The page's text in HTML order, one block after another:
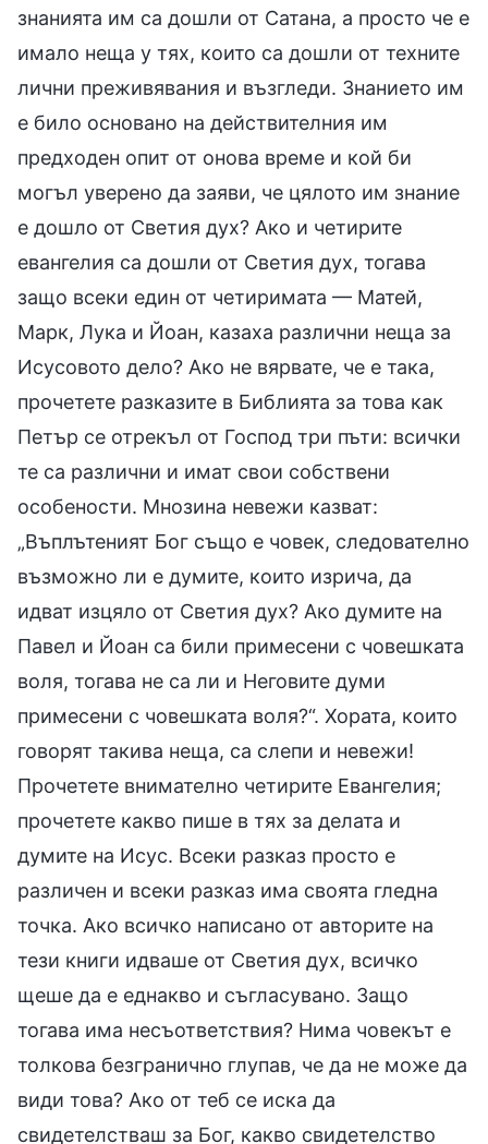
знанията им са дошли от Сатана, а просто че е
имало неща у тях, които са дошли от техните
лични преживявания и възгледи. Знанието им
е било основано на действителния им
предходен опит от онова време и кой би
могъл уверено да заяви, че цялото им знание
е дошло от Светия дух? Ако и четирите
евангелия са дошли от Светия дух, тогава
защо всеки един от четиримата — Матей,
Марк, Лука и Йоан, казаха различни неща за
Исусовото дело? Ако не вярвате, че е така,
прочетете разказите в Библията за това как
Петър се отрекъл от Господ три пъти: всички
те са различни и имат свои собствени
особености. Мнозина невежи казват:
„Въплътеният Бог също е човек, следователно
възможно ли е думите, които изрича, да
идват изцяло от Светия дух? Ако думите на
Павел и Йоан са били примесени с човешката
воля, тогава не са ли и Неговите думи
примесени с човешката воля?“. Хората, които
говорят такива неща, са слепи и невежи!
Прочетете внимателно четирите Евангелия;
прочетете какво пише в тях за делата и
думите на Исус. Всеки разказ просто е
различен и всеки разказ има своята гледна
точка. Ако всичко написано от авторите на
тези книги идваше от Светия дух, всичко
щеше да е еднакво и съгласувано. Защо
тогава има несъответствия? Нима човекът е
толкова безгранично глупав, че да не може да
види това? Ако от теб се иска да
свидетелстваш за Бог, какво свидетелство